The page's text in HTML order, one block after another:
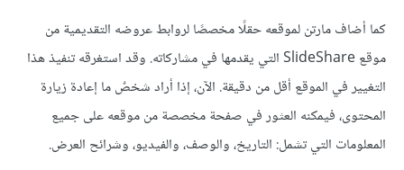
كما أضاف مارتن لموقعه حقلًا مخصصًا لروابط عروضه التقديمية من
موقع SlideShare التي يقدمها في مشاركاته. وقد استغرقه تنفيذ هذا
التغيير في الموقع أقل من دقيقة. الآن، إذا أراد شخصٌ ما إعادة زيارة
المحتوى، فيمكنه العثور في صفحة مخصصة من موقعه على جميع
المعلومات التي تشمل: التاريخ، والوصف، والفيديو، وشرائح العرض.